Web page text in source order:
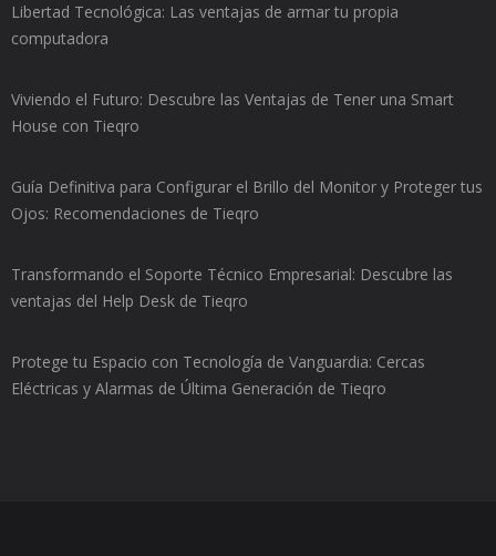
Libertad Tecnológica: Las ventajas de armar tu propia
computadora
Viviendo el Futuro: Descubre las Ventajas de Tener una Smart
House con Tieqro
Guía Definitiva para Configurar el Brillo del Monitor y Proteger tus
Ojos: Recomendaciones de Tieqro
Transformando el Soporte Técnico Empresarial: Descubre las
ventajas del Help Desk de Tieqro
Protege tu Espacio con Tecnología de Vanguardia: Cercas
Eléctricas y Alarmas de Última Generación de Tieqro